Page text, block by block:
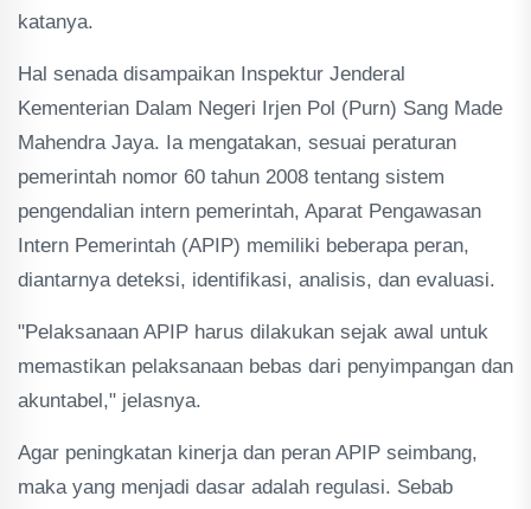
katanya.
Hal senada disampaikan Inspektur Jenderal
Kementerian Dalam Negeri Irjen Pol (Purn) Sang Made
Mahendra Jaya. Ia mengatakan, sesuai peraturan
pemerintah nomor 60 tahun 2008 tentang sistem
pengendalian intern pemerintah, Aparat Pengawasan
Intern Pemerintah (APIP) memiliki beberapa peran,
diantarnya deteksi, identifikasi, analisis, dan evaluasi.
"Pelaksanaan APIP harus dilakukan sejak awal untuk
memastikan pelaksanaan bebas dari penyimpangan dan
akuntabel," jelasnya.
Agar peningkatan kinerja dan peran APIP seimbang,
maka yang menjadi dasar adalah regulasi. Sebab